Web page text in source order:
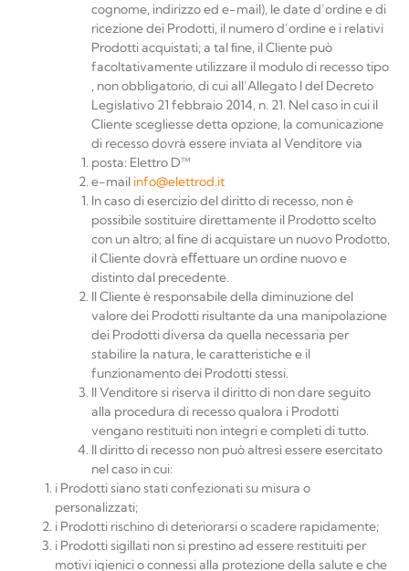
cognome, indirizzo ed e-mail), le date d’ordine e di
ricezione dei Prodotti, il numero d’ordine e i relativi
Prodotti acquistati; a tal ﬁne, il Cliente può
facoltativamente utilizzare il modulo di recesso tipo
, non obbligatorio, di cui all’Allegato I del Decreto
Legislativo 21 febbraio 2014, n. 21. Nel caso in cui il
Cliente scegliesse detta opzione, la comunicazione
di recesso dovrà essere inviata al Venditorevia
posta: Elettro D™
e-mail info@elettrod.it
In caso di esercizio del diritto di recesso, non è
possibile sostituire direttamente il Prodotto scelto
con un altro; al ﬁne di acquistare un nuovo Prodotto,
il Cliente dovrà eﬀettuare un ordine nuovo e
distinto dal precedente.
Il Cliente è responsabile della diminuzione del
valore dei Prodotti risultante da una manipolazione
dei Prodotti diversa da quella necessaria per
stabilire la natura, le caratteristiche e il
funzionamento dei Prodottistessi.
Il Venditore si riserva il diritto di non dare seguito
alla procedura di recesso qualora i Prodotti
vengano restituiti non integri e completi di tutto.
Il diritto di recesso non può altresì essere esercitato
nel caso incui:
i Prodotti siano stati confezionati su misura o
personalizzati;
i Prodotti rischino di deteriorarsi o scadere rapidamente;
i Prodotti sigillati non si prestino ad essere restituiti per
motivi igienici o connessi alla protezione della salute e che